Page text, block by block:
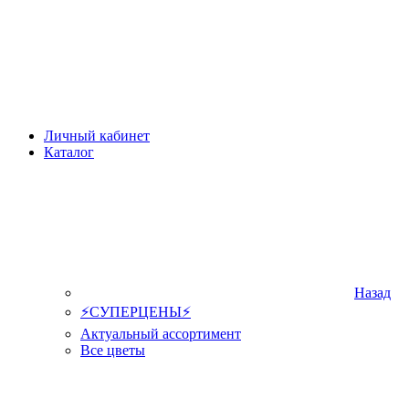
Личный кабинет
Каталог
Назад
⚡СУПЕРЦЕНЫ⚡
Актуальный ассортимент
Все цветы